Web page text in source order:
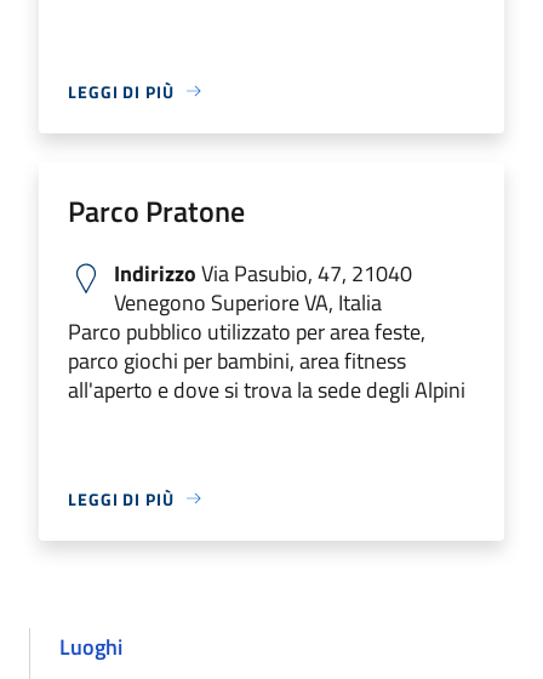
LEGGI DI PIÙ
Parco Pratone
IndirizzoVia Pasubio, 47, 21040
Venegono Superiore VA, Italia
Parco pubblico utilizzato per area feste,
parco giochi per bambini, area fitness
all'aperto e dove si trova la sede degli Alpini
LEGGI DI PIÙ
Luoghi